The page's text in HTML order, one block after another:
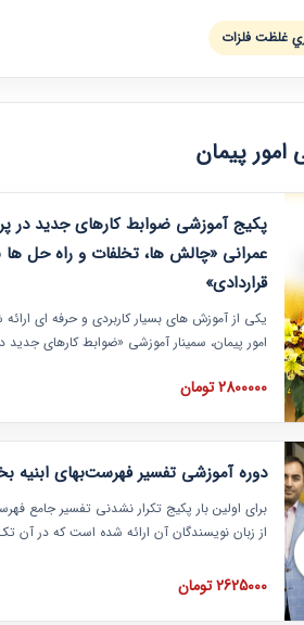
غلظت فلزات
پیمان
پکیج آموزشی ضوابط کارهای جدید در
عمرانی «چالش ها، تخلفات و راه حل ها
قراردادی»
یکی از آموزش‏‏‏‏‏‏ های بسیار کاربردی و حرفه‏ ای
امور پیمان، سمینار آموزشی «ضوابط کارهای جدید
عمرانی» چالش ها، تخلفات و راه حل ها با نگرش
در محل سندیکای شرکت های ساختمانی کشور
به همراه تجربیات عملی ارائه شده است.
2800000 تومان
دوره آموزشی تفسیر فهرست‌بهای
برای اولین بار پکیج تکرار نشدنی تفسیر جامع
از زبان نویسندگان آن ارائه شده است که در آن
تصویری بوده و به همراه تصاویر عملیات اجرایی
فهرست بها ارائه شده است. این دوره با کلام
2625000 تومان